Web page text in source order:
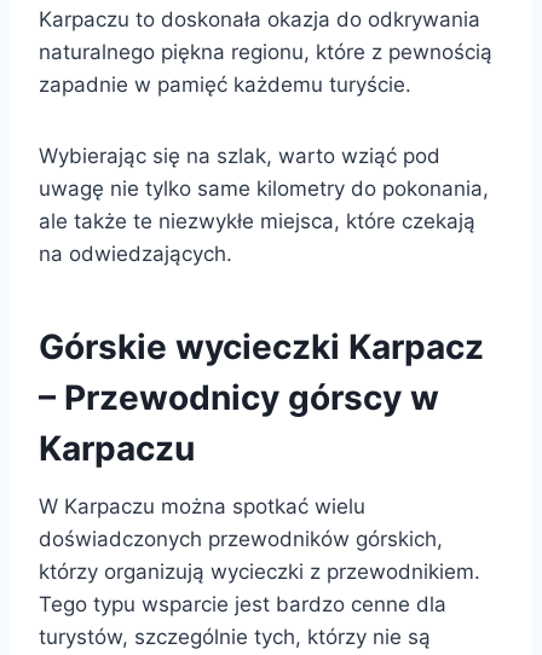
Karpaczu to doskonała okazja do odkrywania
naturalnego piękna regionu, które z pewnością
zapadnie w pamięć każdemu turyście.
Wybierając się na szlak, warto wziąć pod
uwagę nie tylko same kilometry do pokonania,
ale także te niezwykłe miejsca, które czekają
na odwiedzających.
Górskie wycieczki Karpacz
– Przewodnicy górscy w
Karpaczu
W Karpaczu można spotkać wielu
doświadczonych przewodników górskich,
którzy organizują wycieczki z przewodnikiem.
Tego typu wsparcie jest bardzo cenne dla
turystów, szczególnie tych, którzy nie są